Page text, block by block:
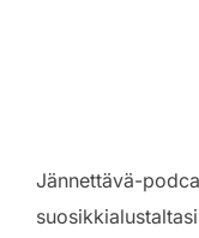
Jännettävä-